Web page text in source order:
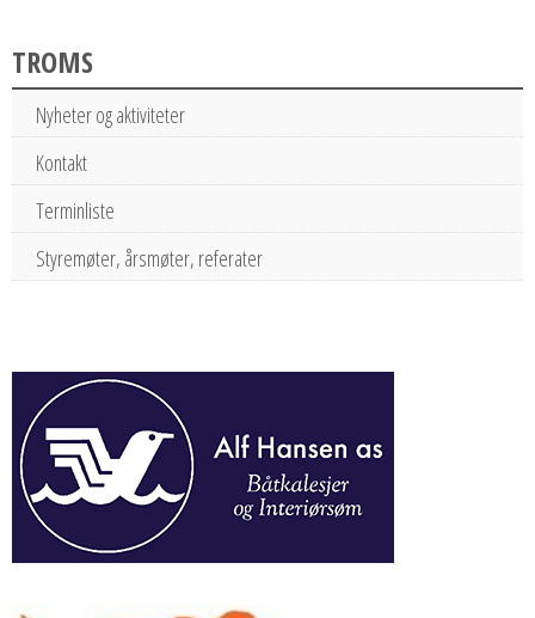
TROMS
Nyheter og aktiviteter
Kontakt
Terminliste
Styremøter, årsmøter, referater